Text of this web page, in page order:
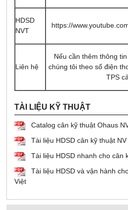
HDSD
NVT
https://
Liên hệ
Nếu cần thêm thông
chúng tôi theo số điện
TPS
TÀI LIỆU KỸ THUẬT
Catalog cân kỹ thuật Ohaus
Tài liệu HDSD cân kỹ thuật NV
Tài liệu HDSD nhanh cho cân
Tài liệu HDSD và vận hành
Việt